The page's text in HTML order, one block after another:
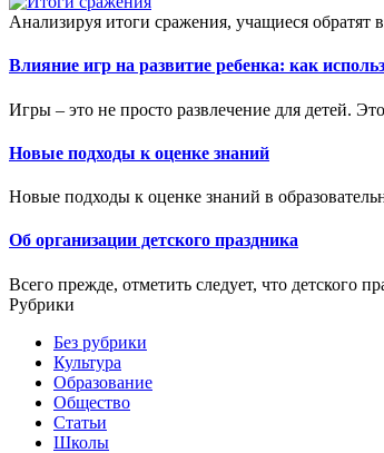
Анализируя итоги сражения, учащиеся обратят
Влияние игр на развитие ребенка: как
Игры – это не просто развлечение для детей.
Новые подходы к оценке знаний
Новые подходы к оценке знаний в
Об организации детского праздника
Всего прежде, отметить следует, что детского
Рубрики
Без рубрики
Культура
Образование
Общество
Статьи
Школы